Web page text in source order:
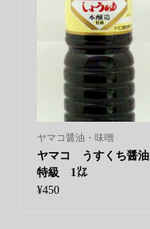
ヤマコ醤油・味噌
ヤマコ うすくち醤油
特級 1㍑
¥450